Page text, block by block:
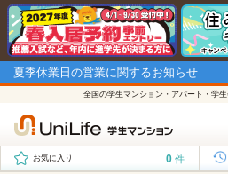
夏季休業日の営業に関するお知らせ
全国の学生マンション・アパート・学
お気に入り 0 件